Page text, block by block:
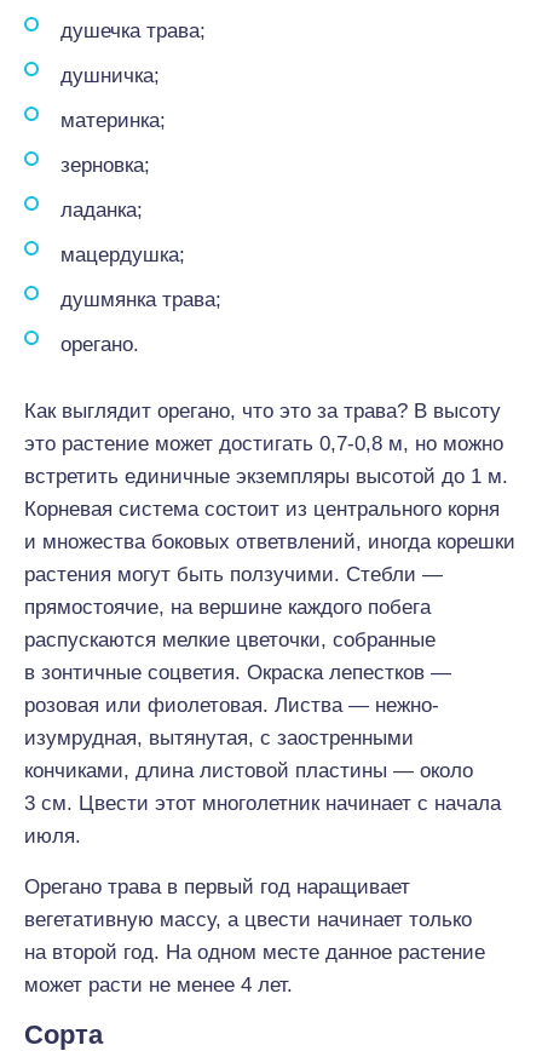
душечка трава;
душничка;
материнка;
зерновка;
ладанка;
мацердушка;
душмянка трава;
орегано.
Как выглядит орегано, что это за трава? В высоту
это растение может достигать 0,7-0,8 м, но можно
встретить единичные экземпляры высотой до 1 м.
Корневая система состоит из центрального корня
и множества боковых ответвлений, иногда корешки
растения могут быть ползучими. Стебли —
прямостоячие, на вершине каждого побега
распускаются мелкие цветочки, собранные
в зонтичные соцветия. Окраска лепестков —
розовая или фиолетовая. Листва — нежно-
изумрудная, вытянутая, с заостренными
кончиками, длина листовой пластины — около
3 см. Цвести этот многолетник начинает с начала
июля.
Орегано трава в первый год наращивает
вегетативную массу, а цвести начинает только
на второй год. На одном месте данное растение
может расти не менее 4 лет.
Сорта